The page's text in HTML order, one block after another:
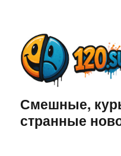
Смешные,
странные